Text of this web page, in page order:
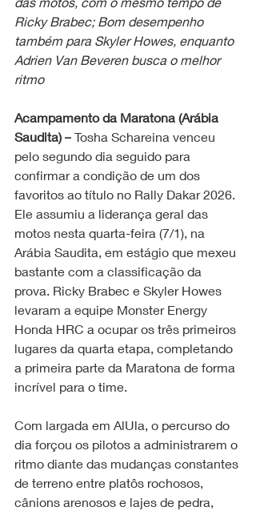
Ricky Brabec; Bom desempenho
também para Skyler Howes, enquanto
Adrien Van Beveren busca o melhor
ritmo
Acampamento da Maratona (Arábia
Saudita) – Tosha Schareina venceu
pelo segundo dia seguido para
confirmar a condição de um dos
favoritos ao título no Rally Dakar 2026.
Ele assumiu a liderança geral das
motos nesta quarta-feira (7/1), na
Arábia Saudita, em estágio que mexeu
bastante com a classificação da
prova. Ricky Brabec e Skyler Howes
levaram a equipe Monster Energy
Honda HRC a ocupar os três primeiros
lugares da quarta etapa, completando
a primeira parte da Maratona de forma
incrível para o time.
Com largada em AlUla, o percurso do
dia forçou os pilotos a administrarem o
ritmo diante das mudanças constantes
de terreno entre platôs rochosos,
cânions arenosos e lajes de pedra,